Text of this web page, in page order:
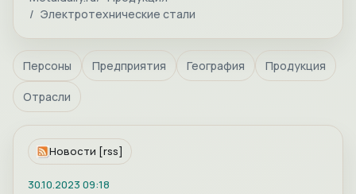
Электротехнические стали
Персоны Предприятия География Продукция
Отрасли
Новости [rss]
30.10.2023 09:18